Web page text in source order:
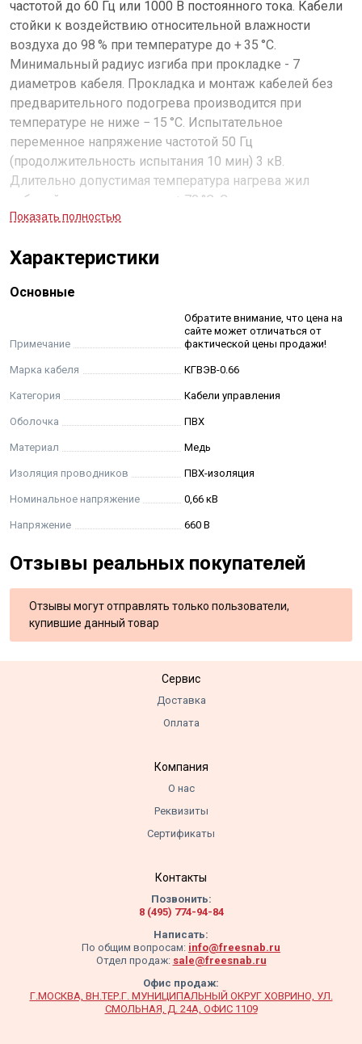
частотой до 60 Гц или 1000 В постоянного тока. Кабели
стойки к воздействию относительной влажности
воздуха до 98 % при температуре до + 35 °С.
Минимальный радиус изгиба при прокладке - 7
диаметров кабеля. Прокладка и монтаж кабелей без
предварительного подогрева производится при
температуре не ниже − 15 °С. Испытательное
переменное напряжение частотой 50 Гц
(продолжительность испытания 10 мин) 3 кВ.
Длительно допустимая температура нагрева жил
кабелей при эксплуатации + 70 °С. Строительная длина
не менее 100 м.
Показать полностью
Характеристики
Основные
Примечание
Обратите внимание, что цена на
сайте может отличаться от
фактической цены продажи!
Марка кабеля КГВЭВ-0.66
Категория Кабели управления
Оболочка ПВХ
Материал Медь
Изоляция проводников ПВХ-изоляция
Номинальное напряжение 0,66 кВ
Напряжение 660 В
Отзывы реальных покупателей
Отзывы могут отправлять только пользователи,
купившие данный товар
Сервис
Доставка
Оплата
Компания
О нас
Реквизиты
Сертификаты
Контакты
Позвонить:
8 (495) 774-94-84
Написать:
По общим вопросам: info@freesnab.ru
Отдел продаж: sale@freesnab.ru
Офис продаж:
Г.МОСКВА, ВН.ТЕР.Г. МУНИЦИПАЛЬНЫЙ ОКРУГ ХОВРИНО, УЛ.
СМОЛЬНАЯ, Д. 24А, ОФИС 1109